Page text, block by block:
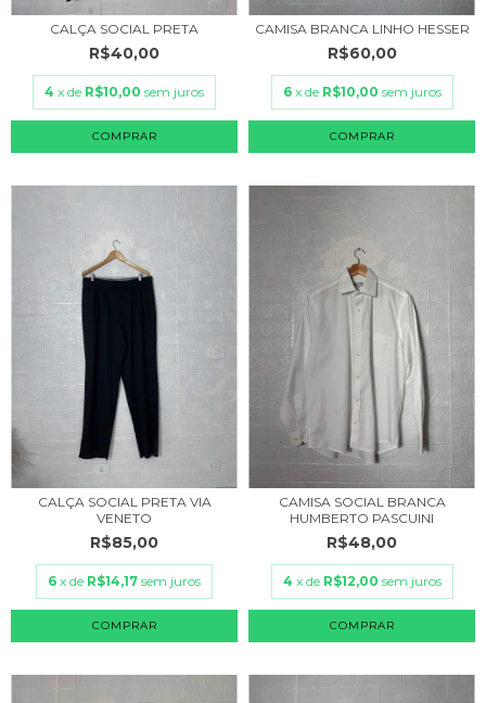
CALÇA SOCIAL PRETA
R$40,00
4 x de R$10,00 sem juros
COMPRAR
CAMISA BRANCA LINHO HESSER
R$60,00
6 x de R$10,00 sem juros
COMPRAR
CALÇA SOCIAL PRETA VIA
VENETO
R$85,00
6 x de R$14,17 sem juros
COMPRAR
CAMISA SOCIAL BRANCA
HUMBERTO PASCUINI
R$48,00
4 x de R$12,00 sem juros
COMPRAR